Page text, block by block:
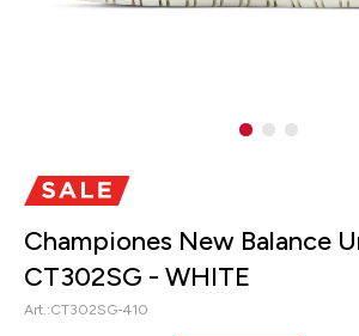
Championes New Balance
CT302SG - WHITE
CT302SG-410